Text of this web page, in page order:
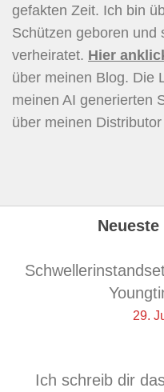
gefakten Zeit. Ich bin
Schützen geboren und
verheiratet. Hier
über meinen Blog. Die
meinen AI generierten
über meinen Distributor
29.
Ich schreib dir